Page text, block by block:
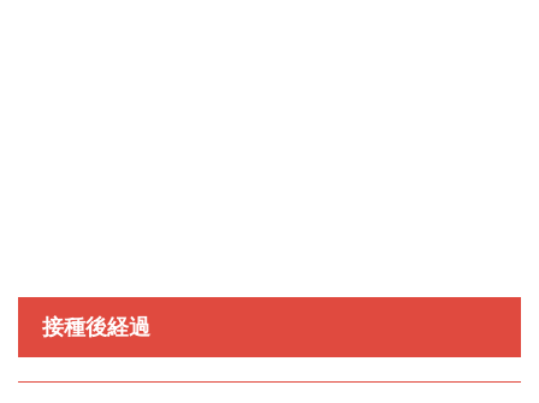
接種後経過